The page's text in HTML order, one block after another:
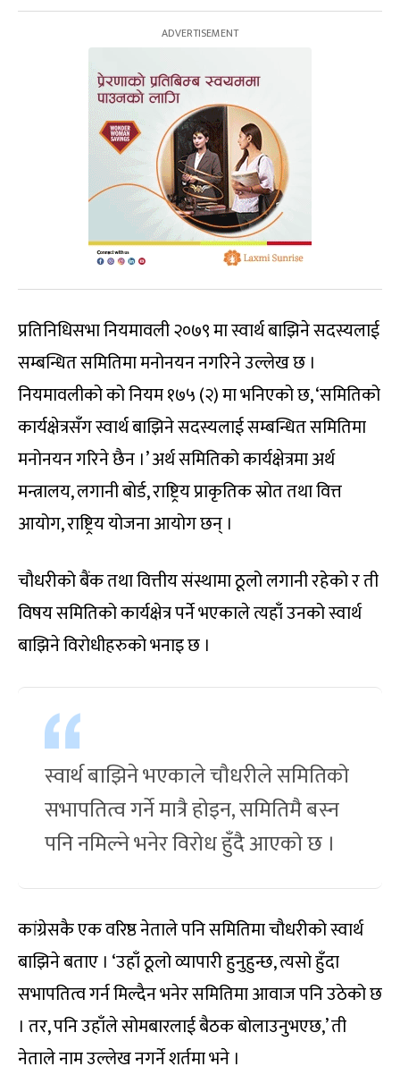
प्रतिनिधिसभा नियमावली २०७९ मा स्वार्थ बाझिने सदस्यलाई
सम्बन्धित समितिमा मनोनयन नगरिने उल्लेख छ ।
नियमावलीको को नियम १७५ (२) मा भनिएको छ, ‘समितिको
कार्यक्षेत्रसँग स्वार्थ बाझिने सदस्यलाई सम्बन्धित समितिमा
मनोनयन गरिने छैन ।’ अर्थ समितिको कार्यक्षेत्रमा अर्थ
मन्त्रालय, लगानी बोर्ड, राष्ट्रिय प्राकृतिक स्रोत तथा वित्त
आयोग, राष्ट्रिय योजना आयोग छन् ।
चौधरीको बैंक तथा वित्तीय संस्थामा ठूलो लगानी रहेको र ती
विषय समितिको कार्यक्षेत्र पर्ने भएकाले त्यहाँ उनको स्वार्थ
बाझिने विरोधीहरुको भनाइ छ ।
स्वार्थ बाझिने भएकाले चौधरीले समितिको
सभापतित्व गर्ने मात्रै होइन, समितिमै बस्न
पनि नमिल्ने भनेर विरोध हुँदै आएको छ ।
कांग्रेसकै एक वरिष्ठ नेताले पनि समितिमा चौधरीको स्वार्थ
बाझिने बताए । ‘उहाँ ठूलो व्यापारी हुनुहुन्छ, त्यसो हुँदा
सभापतित्व गर्न मिल्दैन भनेर समितिमा आवाज पनि उठेको छ
। तर, पनि उहाँले सोमबारलाई बैठक बोलाउनुभएछ,’ ती
नेताले नाम उल्लेख नगर्ने शर्तमा भने ।